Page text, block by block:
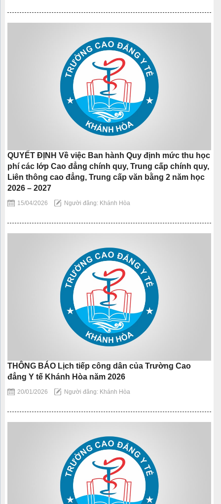
QUYẾT ĐỊNH Về việc Ban hành Quy định mức thu học
phí các lớp Cao đẳng chính quy, Trung cấp chính quy,
Liên thông cao đẳng, Trung cấp văn bằng 2 năm học
2026 – 2027
15/04/2026 Người đăng: Khánh Hòa
THÔNG BÁO Lịch tiếp công dân của Trường Cao
đẳng Y tế Khánh Hòa năm 2026
20/01/2026 Người đăng: Khánh Hòa